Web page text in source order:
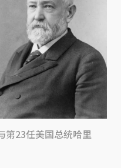
第23任美国总统哈里